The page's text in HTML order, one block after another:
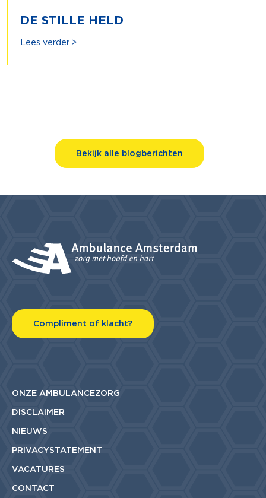
DE STILLE HELD
Lees verder >
Bekijk alle blogberichten
Compliment of klacht?
ONZE AMBULANCEZORG
DISCLAIMER
NIEUWS
PRIVACYSTATEMENT
VACATURES
CONTACT